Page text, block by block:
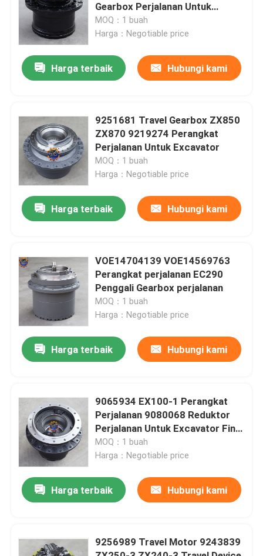
Rumah
Tentang kami
Tur Pabrik
Kontrol kualitas
Hubungi kami
Berita
Permintaan Penawaran
motor ayun ekskavator
Gearbox Perjalanan Untuk
Excavator
MOQ：1 buah
Harga：Negotiable price
Harga terbaik Hubungi kami
9251681 Travel Gearbox ZX850
ZX870 9219274 Perangkat
Perjalanan Untuk Excavator
MOQ：1 buah
Harga：Negotiable price
Harga terbaik Hubungi kami
VOE14704139 VOE14569763
Perangkat perjalanan EC290
Penggali Gearbox perjalanan
MOQ：1 buah
Harga：Negotiable price
Harga terbaik Hubungi kami
9065934 EX100-1 Perangkat
Perjalanan 9080068 Reduktor
Perjalanan Untuk Excavator Final
Drive
MOQ：1 buah
Harga：Negotiable price
Harga terbaik Hubungi kami
9256989 Travel Motor 9243839